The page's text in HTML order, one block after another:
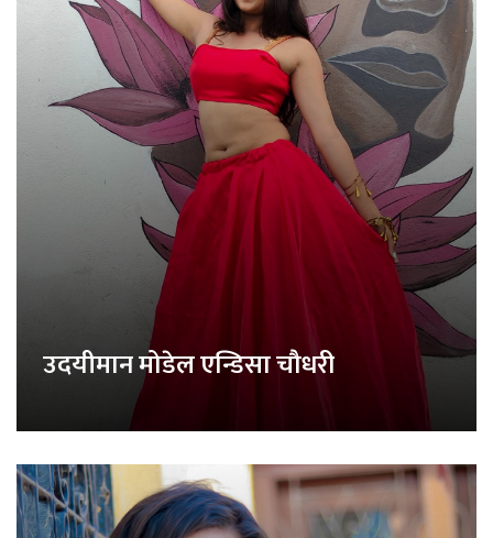
उदयीमान मोडेल एन्डिसा चौधरी